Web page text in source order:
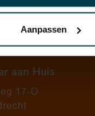
Aanpassen
aan Huis
17-O